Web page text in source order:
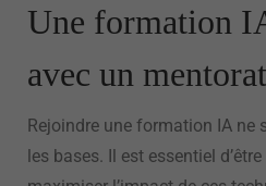
Une formation
avec un
Rejoindre une formation IA ne
les bases. Il est essentiel